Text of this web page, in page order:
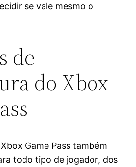
se vale mesmo o
de
do Xbox
Game Pass também
todo tipo de jogador, dos